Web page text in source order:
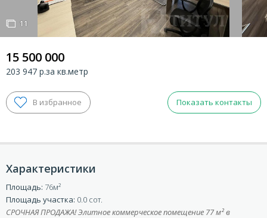
ВХОД ДЛЯ КЛИЕНТОВ
11
11
15 500 000
203 947 р.за кв.метр
Показать контакты
Характеристики
Площадь: 76
Площадь участка: 0.0 сот.
СРОЧНАЯ ПРОДАЖА! Элитное коммерческое помещение 77 м² в